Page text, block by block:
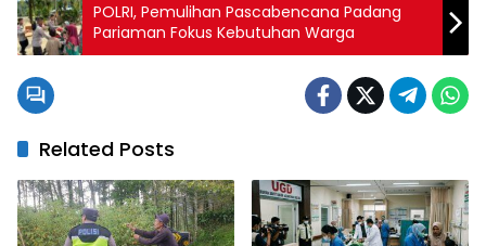
POLRI, Pemulihan Pascabencana Padang
Pariaman Fokus Kebutuhan Warga
Related Posts